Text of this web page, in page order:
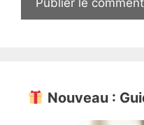
Nouveau :